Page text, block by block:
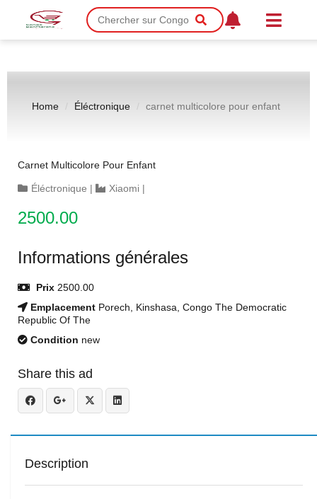
Home Éléctronique carnet multicolore pour enfant
Carnet Multicolore Pour Enfant
Éléctronique | Xiaomi |
2500.00
Informations générales
Prix 2500.00
Emplacement Porech, Kinshasa, Congo The Democratic
Republic Of The
Condition new
Share this ad
Description